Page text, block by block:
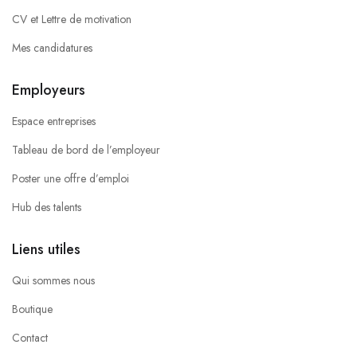
CV et Lettre de motivation
Mes candidatures
Employeurs
Espace entreprises
Tableau de bord de l’employeur
Poster une offre d’emploi
Hub des talents
Liens utiles
Qui sommes nous
Boutique
Contact